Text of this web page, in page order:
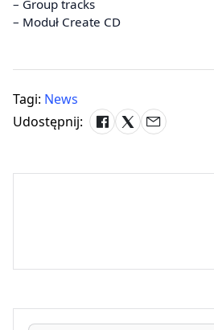
– Group tracks
– Moduł Create CD
Tagi: News
Udostępnij: